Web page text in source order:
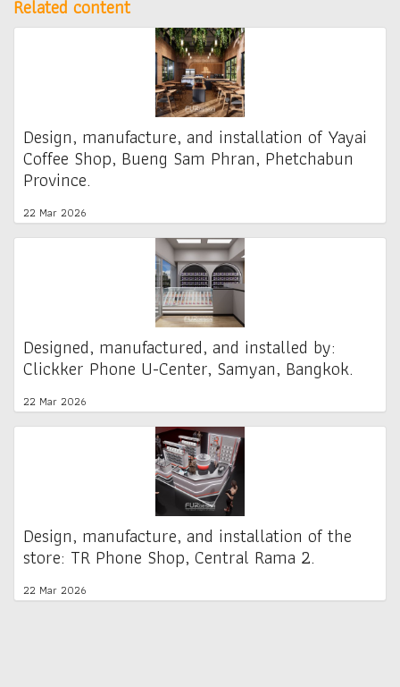
Related content
Design, manufacture, and installation of Yayai
Coffee Shop, Bueng Sam Phran, Phetchabun
Province.
22 Mar 2026
Designed, manufactured, and installed by:
Clickker Phone U-Center, Samyan, Bangkok.
22 Mar 2026
Design, manufacture, and installation of the
store: TR Phone Shop, Central Rama 2.
22 Mar 2026